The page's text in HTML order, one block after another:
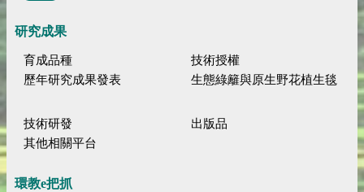
研究成果
育成品種
技術授權
歷年研究成果發表
生態綠籬與原生野花植生毯
技術研發
出版品
其他相關平台
環教e把抓